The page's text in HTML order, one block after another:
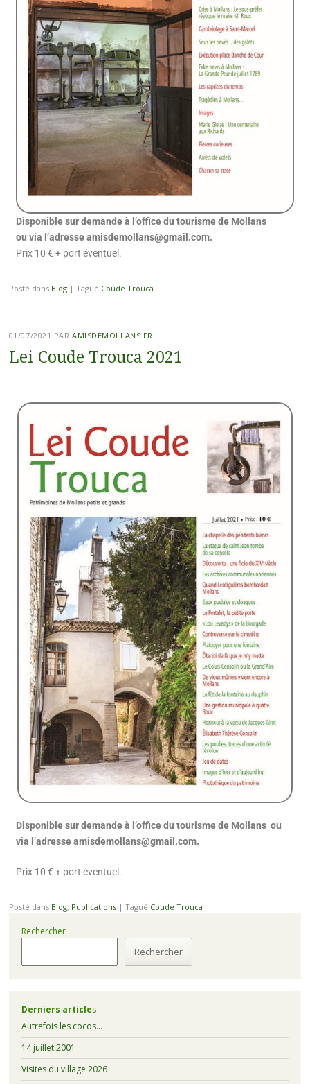
Disponible sur demande à l’office du tourisme de Mollans
ou via l’adresse amisdemollans@gmail.com.
Prix 10 € + port éventuel.
Posté dans Blog | Tagué Coude Trouca
01/07/2021 PARAMISDEMOLLANS.FR
Lei Coude Trouca 2021
Disponible sur demande à l’office du tourisme de Mollans ou
via l’adresse amisdemollans@gmail.com.
Prix 10 € + port éventuel.
Posté dans Blog, Publications | Tagué Coude Trouca
Rechercher
Rechercher
Derniers articles
Autrefois les cocos…
14 juillet 2001
Visites du village 2026